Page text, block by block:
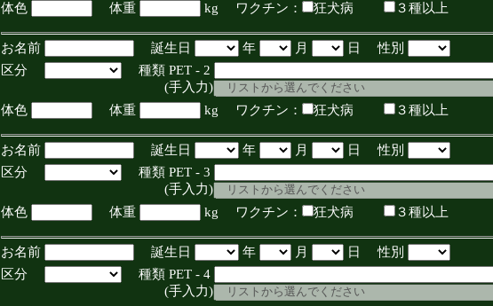
体色
体重 kg ワクチン： 狂犬病 ３種以上
お名前 誕生日 年 月
日 性別
区分
種類 PET - 2
(手入力)
体色
体重 kg ワクチン： 狂犬病 ３種以上
お名前 誕生日 年 月
日 性別
区分
種類 PET - 3
(手入力)
体色
体重 kg ワクチン： 狂犬病 ３種以上
お名前 誕生日 年 月
日 性別
区分
種類 PET - 4
(手入力)